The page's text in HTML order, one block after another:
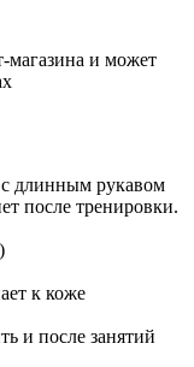
магазина и может
длинным рукавом
после тренировки.
к коже
и после занятий